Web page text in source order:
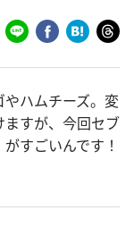
ハムチーズ。変
すが、今回セブ
すごいんです！